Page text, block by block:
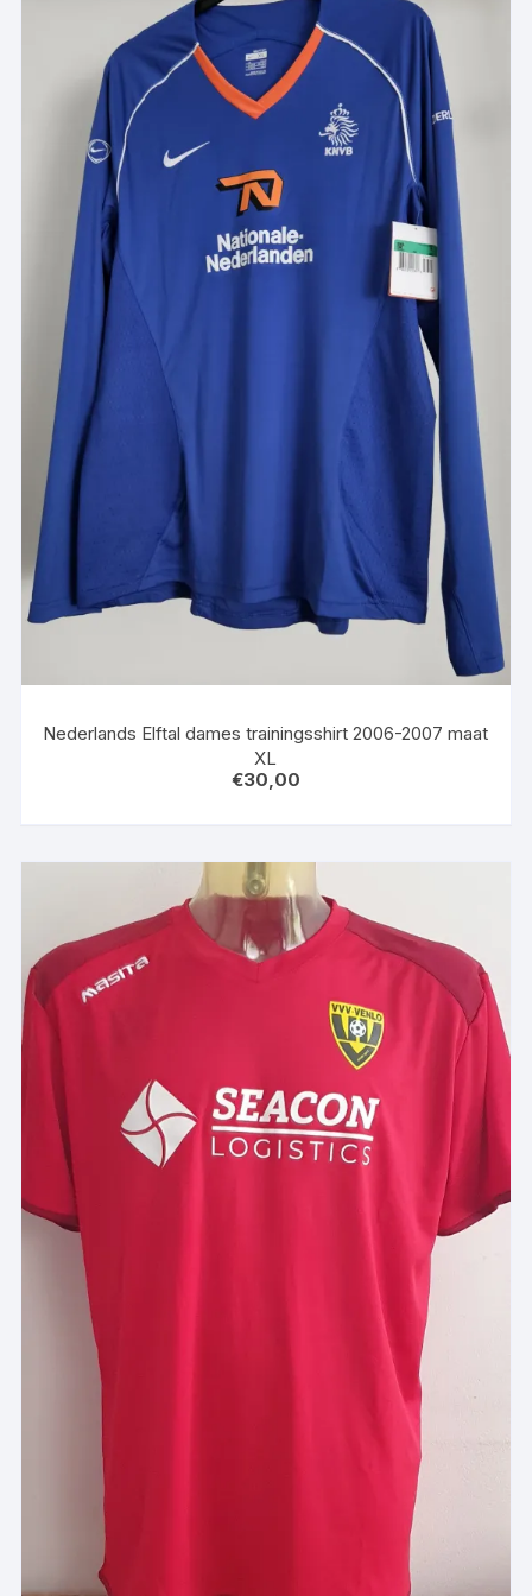
Nederlands Elftal dames trainingsshirt 2006-2007 maat
XL
€30,00